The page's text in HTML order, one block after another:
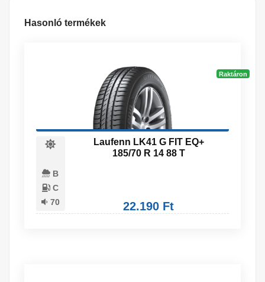
Hasonló termékek
Raktáron
B
C
70
Laufenn LK41 G FIT EQ+
185/70 R 14 88 T
22.190 Ft